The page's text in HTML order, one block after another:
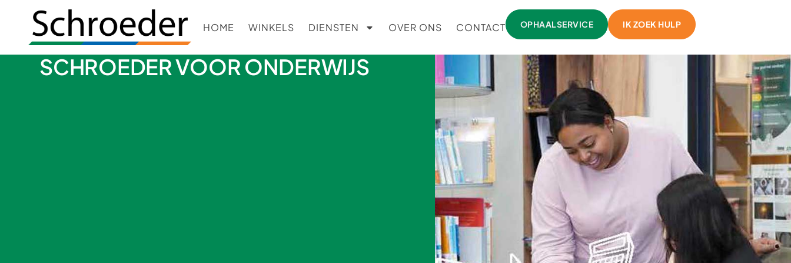
HOME WINKELS DIENSTEN OVER ONS CONTACT OPHAALSERVICE IK ZOEK HULP
SCHROEDER VOOR ONDERWIJS